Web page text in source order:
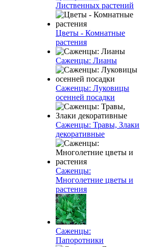
Лиственных растений
Цветы - Комнатные
растения
Саженцы: Лианы
Саженцы: Луковицы
осенней посадки
Саженцы: Травы, Злаки
декоративные
Саженцы:
Многолетние цветы и
растения
Саженцы:
Папоротники